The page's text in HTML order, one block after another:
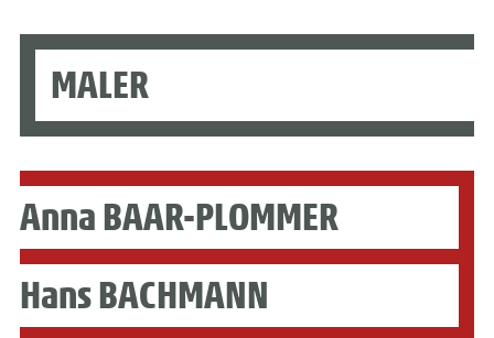
MALER
Anna BAAR-PLOMMER
Hans BACHMANN